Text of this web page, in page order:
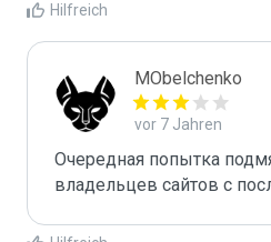
Hilfreich
MObelchenko
vor 7 Jahren
Очередная попытка
владельцев сайтов с